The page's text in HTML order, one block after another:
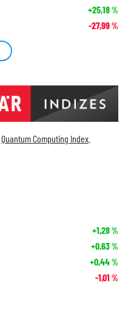
+25,18%
-27,99%
Quantum Computing Index
+1,28%
+0,63%
+0,44%
-1,01 %